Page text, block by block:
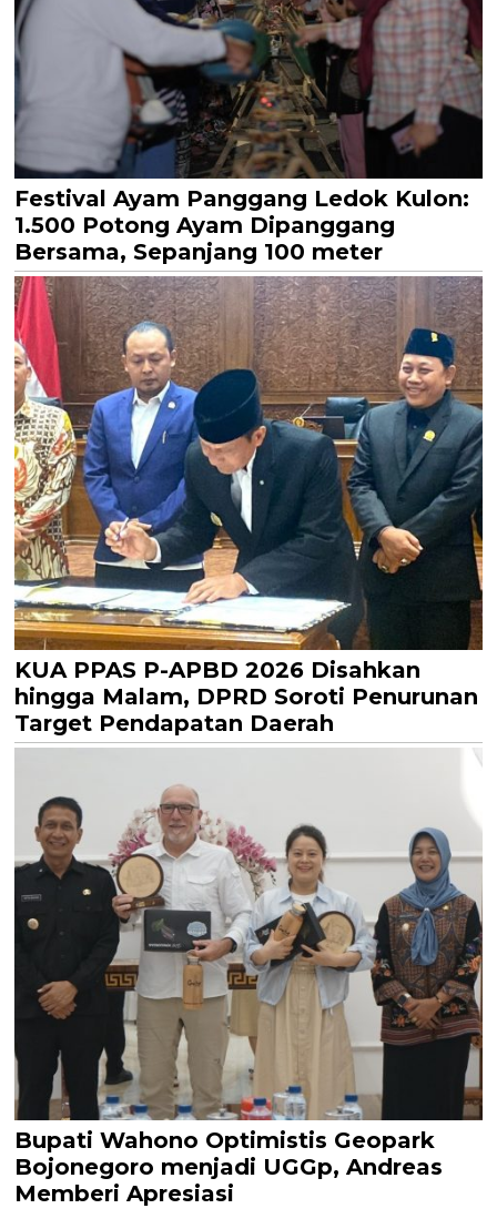
Festival Ayam Panggang Ledok Kulon:
1.500 Potong Ayam Dipanggang
Bersama, Sepanjang 100 meter
KUA PPAS P-APBD 2026 Disahkan
hingga Malam, DPRD Soroti Penurunan
Target Pendapatan Daerah
Bupati Wahono Optimistis Geopark
Bojonegoro menjadi UGGp, Andreas
Memberi Apresiasi